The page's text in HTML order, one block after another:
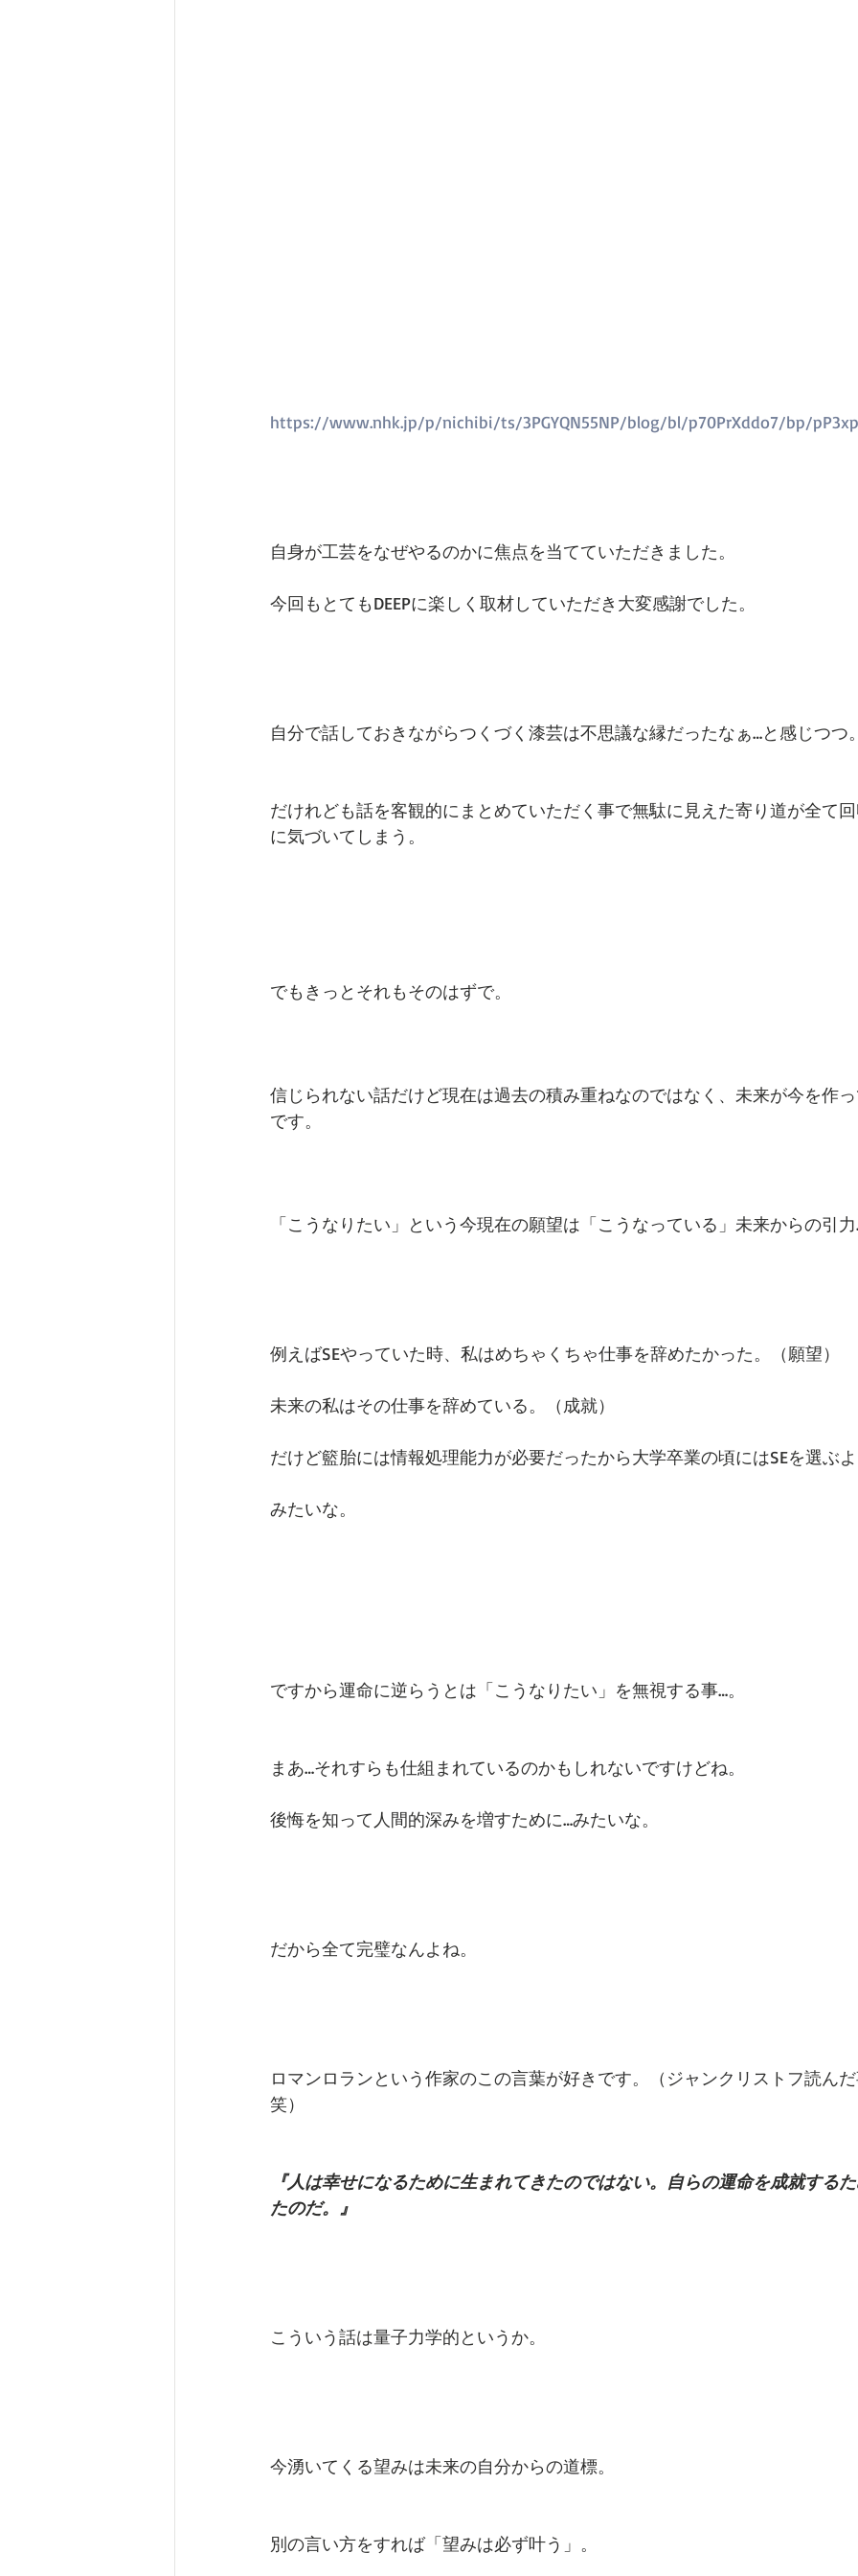
https://www.nhk.jp/p/nichibi/ts/3PGYQN55NP/blog/bl/p70PrXddo7/bp/
自身が工芸をなぜやるのかに焦点を当てていただきました。
今回もとてもDEEPに楽しく取材していただき大変感謝でした。
自分で話しておきながらつくづく漆芸は不思議な縁だったなぁ…と感じつつ。
だけれども話を客観的にまとめていただく事で無駄に見えた寄り道が全て
に気づいてしまう。
でもきっとそれもそのはずで。
信じられない話だけど現在は過去の積み重ねなのではなく、未来が今を作
です。
「こうなりたい」という今現在の願望は「こうなっている」未来からの引力
例えばSEやっていた時、私はめちゃくちゃ仕事を辞めたかった。（願望）
未来の私はその仕事を辞めている。（成就）
だけど籃胎には情報処理能力が必要だったから大学卒業の頃にはSEを選ぶよ
みたいな。
ですから運命に逆らうとは「こうなりたい」を無視する事…。
まあ…それすらも仕組まれているのかもしれないですけどね。
後悔を知って人間的深みを増すために…みたいな。
だから全て完璧なんよね。
ロマンロランという作家のこの言葉が好きです。（ジャンクリストフ読んだ
笑）
『人は幸せになるために生まれてきたのではない。自らの運命を成就する
たのだ。』
こういう話は量子力学的というか。
今湧いてくる望みは未来の自分からの道標。
別の言い方をすれば「望みは必ず叶う」。